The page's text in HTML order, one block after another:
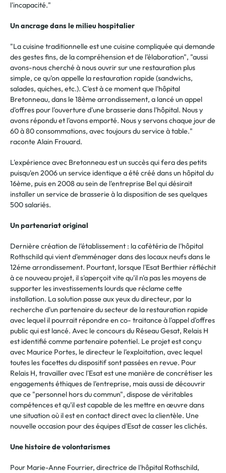
l'incapacité."
Un ancrage dans le milieu hospitalier
"La cuisine traditionnelle est une cuisine compliquée qui demande
des gestes fins, de la compréhension et de l'élaboration", "aussi
avons-nous cherché à nous ouvrir sur une restauration plus
simple, ce qu'on appelle la restauration rapide (sandwichs,
salades, quiches, etc.). C'est à ce moment que l'hôpital
Bretonneau, dans le 18ème arrondissement, a lancé un appel
d'offres pour l'ouverture d'une brasserie dans l'hôpital. Nous y
avons répondu et l'avons emporté. Nous y servons chaque jour de
60 à 80 consommations, avec toujours du service à table."
raconte Alain Frouard.
L'expérience avec Bretonneau est un succès qui fera des petits
puisqu'en 2006 un service identique a été créé dans un hôpital du
16ème, puis en 2008 au sein de l'entreprise Bel qui désirait
installer un service de brasserie à la disposition de ses quelques
500 salariés.
Un partenariat original
Dernière création de l'établissement : la cafètéria de l'hôpital
Rothschild qui vient d'emménager dans des locaux neufs dans le
12éme arrondissement. Pourtant, lorsque l'Esat Berthier réfléchit
à ce nouveau projet, il s'aperçoit vite qu'il n'a pas les moyens de
supporter les investissements lourds que réclame cette
installation. La solution passe aux yeux du directeur, par la
recherche d'un partenaire du secteur de la restauration rapide
avec lequel il pourrait répondre en co- traitance à l'appel d'offres
public qui est lancé. Avec le concours du Réseau Gesat, Relais H
est identifié comme partenaire potentiel. Le projet est conçu
avec Maurice Portes, le directeur le l'exploitation, avec lequel
toutes les facettes du dispositif sont passées en revue. Pour
Relais H, travailler avec l'Esat est une manière de concrétiser les
engagements éthiques de l'entreprise, mais aussi de découvrir
que ce "personnel hors du commun", dispose de véritables
compétences et qu'il est capable de les mettre en œuvre dans
une situation où il est en contact direct avec la clientèle. Une
nouvelle occasion pour des équipes d'Esat de casser les clichés.
Une histoire de volontarismes
Pour Marie-Anne Fourrier, directrice de l'hôpital Rothschild,